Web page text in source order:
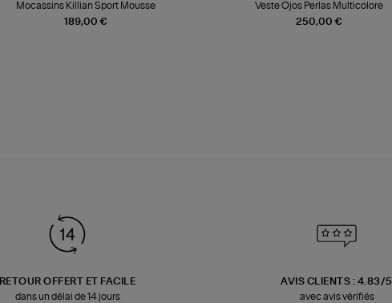
189,00 €
Mocassins Killian Sport Mousse
250,00 €
Veste Ojos Perlas Multicolore
RETOUR OFFERT ET FACILE
dans un délai de 14 jours
AVIS CLIENTS : 4.83/5
avec avis vérifiés